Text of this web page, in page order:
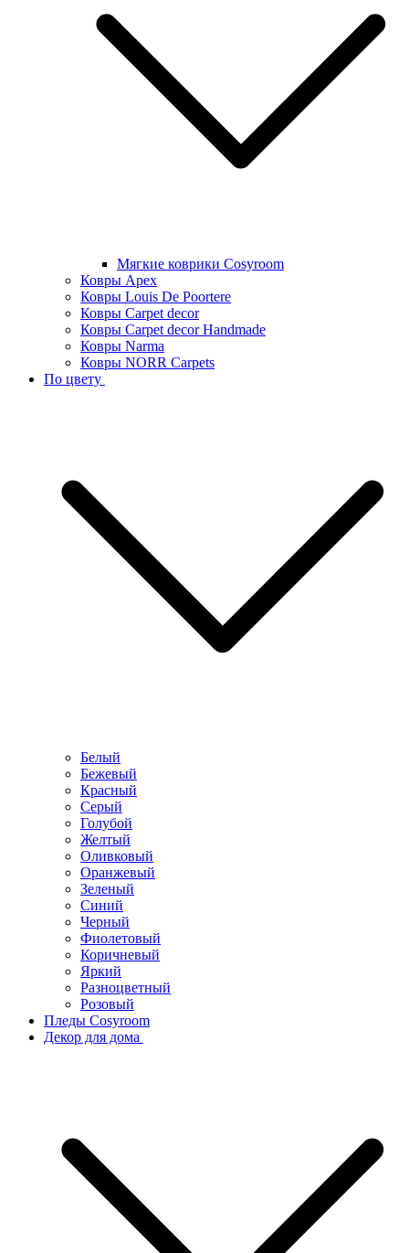
Мягкие коврики Cosyroom
Ковры Apex
Ковры Louis De Poortere
Ковры Carpet decor
Ковры Carpet decor Handmade
Ковры Narma
Ковры NORR Carpets
По цвету
Белый
Бежевый
Красный
Серый
Голубой
Желтый
Оливковый
Оранжевый
Зеленый
Синий
Черный
Фиолетовый
Коричневый
Яркий
Разноцветный
Розовый
Пледы Cosyroom
Декор для дома